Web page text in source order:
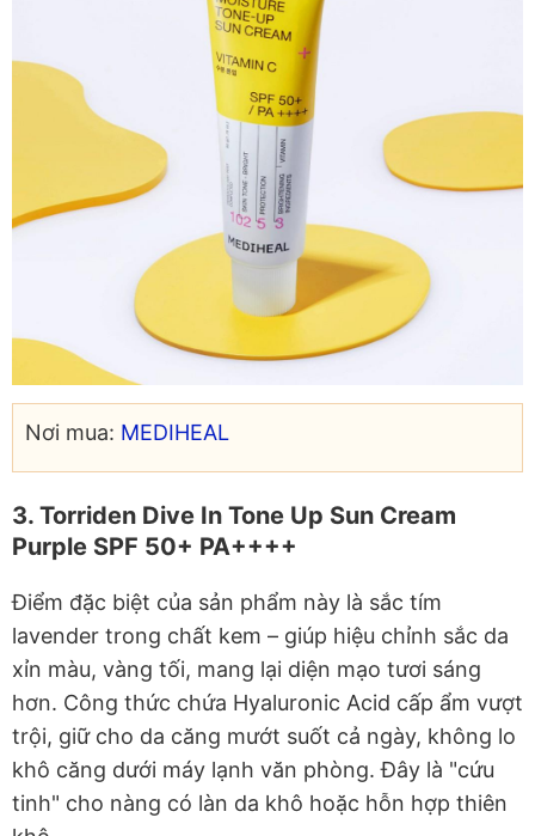
Nơi mua: MEDIHEAL
3. Torriden Dive In Tone Up Sun Cream
Purple SPF 50+ PA++++
Điểm đặc biệt của sản phẩm này là sắc tím
lavender trong chất kem – giúp hiệu chỉnh sắc da
xỉn màu, vàng tối, mang lại diện mạo tươi sáng
hơn. Công thức chứa Hyaluronic Acid cấp ẩm vượt
trội, giữ cho da căng mướt suốt cả ngày, không lo
khô căng dưới máy lạnh văn phòng. Đây là "cứu
tinh" cho nàng có làn da khô hoặc hỗn hợp thiên